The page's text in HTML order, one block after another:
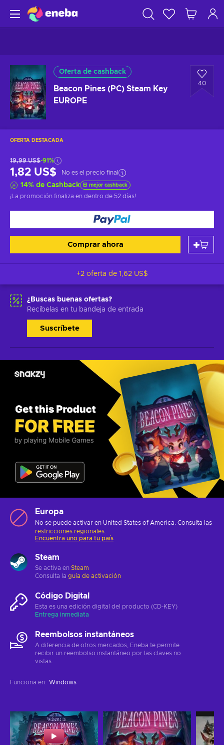
Oferta de cashback
Beacon Pines (PC) Steam Key
EUROPE
40
OFERTA DESTACADA
19,99 US$-91%
1,82 US$ No es el precio final
14% de Cashback El mejor cashback
¡La promoción finaliza en dentro de 52 días!
Comprar ahora
+2 oferta de 1,62 US$
¿Buscas buenas ofertas?
Recíbelas en tu bandeja de entrada
Suscríbete
Europa
No se puede activar en United States of America. Consulta las
restricciones regionales
Encuentra uno para tu país
Steam
Se activa en Steam
Consulta la guía de activación
Código Digital
Esta es una edición digital del producto (CD-KEY)
Entrega inmediata
Reembolsos instantáneos
A diferencia de otros mercados, Eneba te permite
recibir un reembolso instantáneo por las claves no
vistas.
Funciona en: Windows